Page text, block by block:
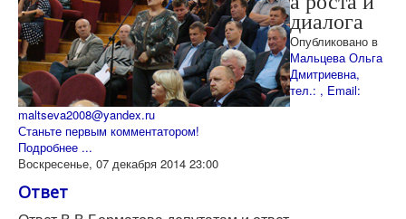
диалога
Опубликовано в
Мальцева Ольга
Дмитриевна,
тел.: , Email:
maltseva2008@yandex.ru
Станьте первым комментатором!
Подробнее ...
Воскресенье, 07 декабря 2014 23:00
Ответ